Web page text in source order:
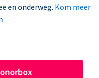
en onderweg. Kom meer